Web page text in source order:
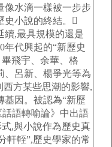
像水滴一樣被一步步
史小說的終結。
,最具規模的還是
年代興起的“新歷史
飛宇、余華、格
、呂新、楊爭光等為
西方某些思潮的影響,
基因。被認為“新歷
話語轉喻論》中出語
,與小說作為歷史真
軒輊”,歷史學家的常